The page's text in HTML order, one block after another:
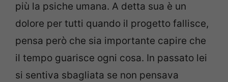
più la psiche umana. A detta sua è un
dolore per tutti quando il progetto fallisce,
pensa però che sia importante capire che
il tempo guarisce ogni cosa. In passato lei
si sentiva sbagliata se non pensava